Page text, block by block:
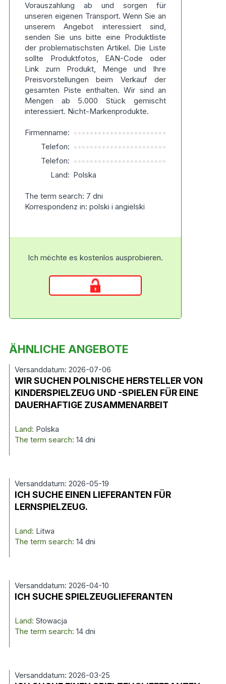
Vorauszahlung ab und sorgen für
unseren eigenen Transport. Wenn Sie an
unserem Angebot interessiert sind,
senden Sie uns bitte eine Produktliste
der problematischsten Artikel. Die Liste
sollte Produktfotos, EAN-Code oder
Link zum Produkt, Menge und Ihre
Preisvorstellungen beim Verkauf der
gesamten Piste enthalten. Wir sind an
Mengen ab 5.000 Stück gemischt
interessiert. Nicht-Markenprodukte.
Firmenname: ***********************
Telefon: ***********************
Telefon: ***********************
Land: Polska
The term search: 7 dni
Korrespondenz in: polski i angielski
Ich möchte es kostenlos ausprobieren.
ÄHNLICHE ANGEBOTE
Versanddatum: 2026-07-06
WIR SUCHEN POLNISCHE HERSTELLER VON
KINDERSPIELZEUG UND -SPIELEN FÜR EINE
DAUERHAFTIGE ZUSAMMENARBEIT
Land: Polska
The term search: 14 dni
Versanddatum: 2026-05-19
ICH SUCHE EINEN LIEFERANTEN FÜR
LERNSPIELZEUG.
Land: Litwa
The term search: 14 dni
Versanddatum: 2026-04-10
ICH SUCHE SPIELZEUGLIEFERANTEN
Land: Słowacja
The term search: 14 dni
Versanddatum: 2026-03-25